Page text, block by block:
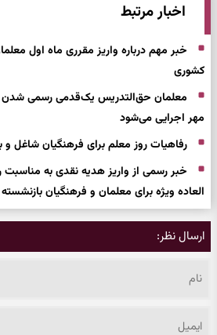
اخبار مرتبط
خبر مهم درباره واریز مقرری ماه اول
کشوری
معلمان حق‌التدریس یک‌قدمی رسمی شدن |
مهر اجرایی می‌شود
رفاهیات روز معلم برای فرهنگیان شاغل و
خبر رسمی از واریز هدیه نقدی به
العاده ویژه برای معلمان و فرهنگیان
ارسال نظر: